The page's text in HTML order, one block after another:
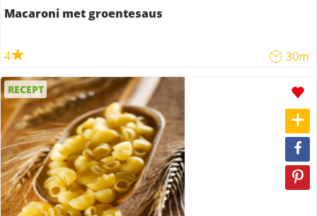
Macaroni met groentesaus
4 30m
RECEPT